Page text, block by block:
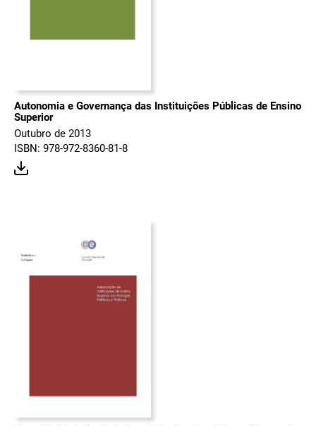
Autonomia e Governança das Instituições Públicas de Ensino
Superior
Outubro de 2013
ISBN: 978-972-8360-81-8